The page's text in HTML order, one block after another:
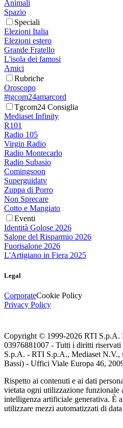
Animali
Spazio
Speciali
Elezioni Italia
Elezioni estero
Grande Fratello
L'isola dei famosi
Amici
Rubriche
Oroscopo
#tgcom24amarcord
Tgcom24 Consiglia
Mediaset Infinity
R101
Radio 105
Virgin Radio
Radio Montecarlo
Radio Subasio
Comingsoon
Superguidatv
Zuppa di Porro
Non Sprecare
Cotto e Mangiato
Eventi
Identità Golose 2026
Salone del Risparmio 2026
Fuorisalone 2026
L'Artigiano in Fiera 2025
Legal
CorporateCookie Policy
Privacy Policy
Copyright © 1999-2026 RTI S.p.A.
03976881007 - Tutti i diritti
S.p.A. - RTI S.p.A., Mediaset N.V.,
Bassi) - Uffici Viale Europa 46,
Rispetto ai contenuti e ai dati
vietata ogni utilizzazione funzionale
intelligenza artificiale generativa. È
utilizzare mezzi automatizzati di